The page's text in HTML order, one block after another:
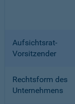
Aufsichtsrat-
Vorsitzender
Rechtsform des
Unternehmens